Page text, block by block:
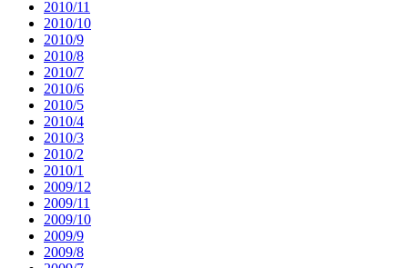
2010/11
2010/10
2010/9
2010/8
2010/7
2010/6
2010/5
2010/4
2010/3
2010/2
2010/1
2009/12
2009/11
2009/10
2009/9
2009/8